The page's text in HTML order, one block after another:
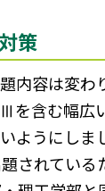
策
内容は変
を含む幅広
ようにし
されている